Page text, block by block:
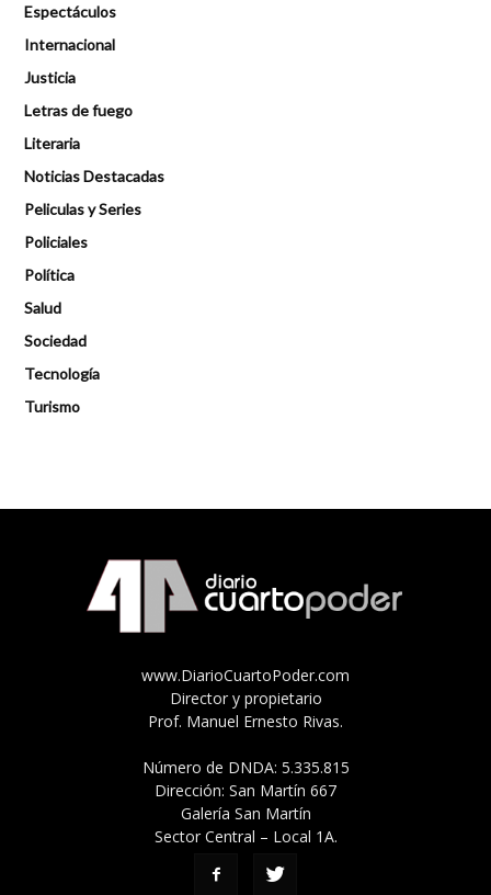
Espectáculos
Internacional
Justicia
Letras de fuego
Literaria
Noticias Destacadas
Peliculas y Series
Policiales
Política
Salud
Sociedad
Tecnología
Turismo
www.DiarioCuartoPoder.com
Director y propietario
Prof. Manuel Ernesto Rivas.
Número de DNDA: 5.335.815
Dirección: San Martín 667
Galería San Martín
Sector Central – Local 1A.